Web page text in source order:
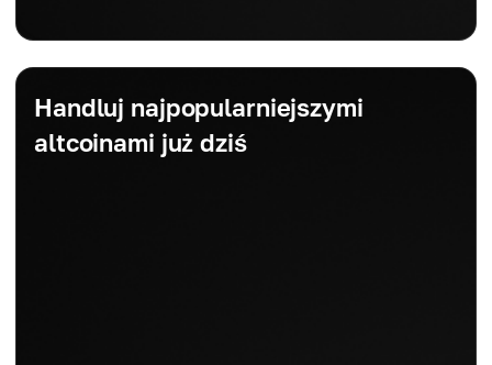
Handluj najpopularniejszymi
altcoinami już dziś